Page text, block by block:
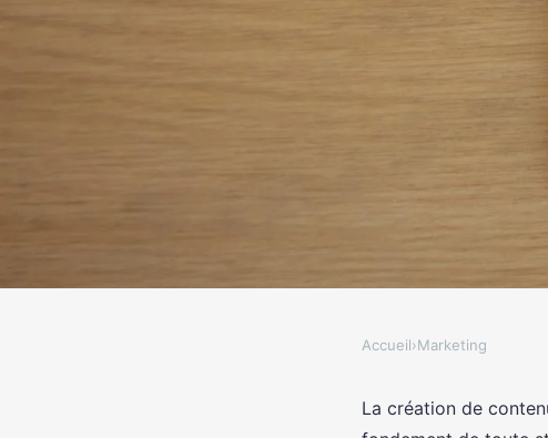
Création de contenu :
Accueil›Marketing
La création de